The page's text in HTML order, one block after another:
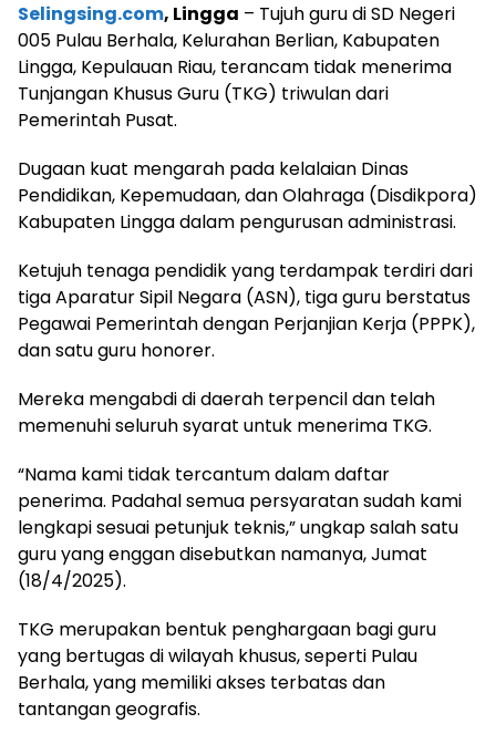
Selingsing.com, Lingga – Tujuh guru di SD Negeri
005 Pulau Berhala, Kelurahan Berlian, Kabupaten
Lingga, Kepulauan Riau, terancam tidak menerima
Tunjangan Khusus Guru (TKG) triwulan dari
Pemerintah Pusat.
Dugaan kuat mengarah pada kelalaian Dinas
Pendidikan, Kepemudaan, dan Olahraga (Disdikpora)
Kabupaten Lingga dalam pengurusan administrasi.
Ketujuh tenaga pendidik yang terdampak terdiri dari
tiga Aparatur Sipil Negara (ASN), tiga guru berstatus
Pegawai Pemerintah dengan Perjanjian Kerja (PPPK),
dan satu guru honorer.
Mereka mengabdi di daerah terpencil dan telah
memenuhi seluruh syarat untuk menerima TKG.
“Nama kami tidak tercantum dalam daftar
penerima. Padahal semua persyaratan sudah kami
lengkapi sesuai petunjuk teknis,” ungkap salah satu
guru yang enggan disebutkan namanya, Jumat
(18/4/2025).
TKG merupakan bentuk penghargaan bagi guru
yang bertugas di wilayah khusus, seperti Pulau
Berhala, yang memiliki akses terbatas dan
tantangan geografis.